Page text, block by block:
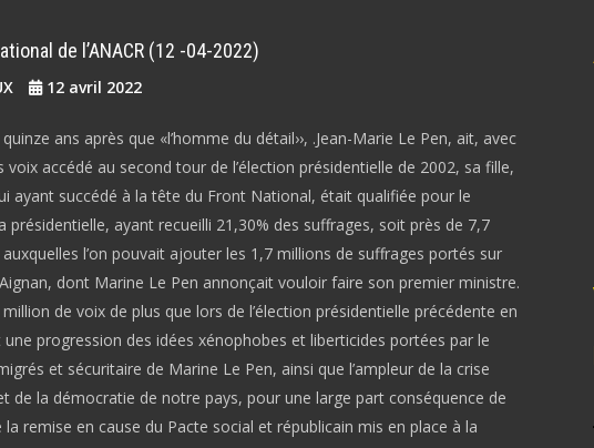
de l’ANACR (12 -04-2022)
12 avril 2022
ans après que «l’homme du détail››, .Jean-Marie Le Pen, ait, avec
voix accédé au second tour de l’élection présidentielle de 2002, sa fille,
ayant succédé à la tête du Front National, était qualifiée pour le
présidentielle, ayant recueilli 21,30% des suffrages, soit près de 7,7
l’on pouvait ajouter les 1,7 millions de suffrages portés sur
dont Marine Le Pen annonçait vouloir faire son premier ministre.
de voix de plus que lors de l’élection présidentielle précédente en
progression des idées xénophobes et liberticides portées par le
et sécuritaire de Marine Le Pen, ainsi que l’ampleur de la crise
de la démocratie de notre pays, pour une large part conséquence de
la remise en cause du Pacte social et républicain mis en place à la